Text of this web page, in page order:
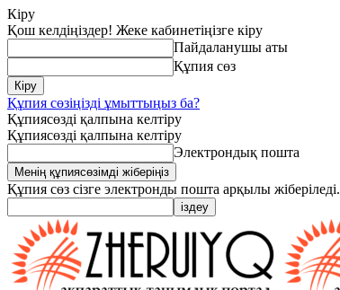
Кіру
Қош келдіңіздер! Жеке кабинетіңізге кіру
Пайдаланушы аты
Құпия сөз
Құпия сөзіңізді ұмыттыңыз ба?
Құпиясөзді қалпына келтіру
Құпиясөзді қалпына келтіру
Электрондық пошта
Құпия сөз сізге электронды пошта арқылы жіберіледі.